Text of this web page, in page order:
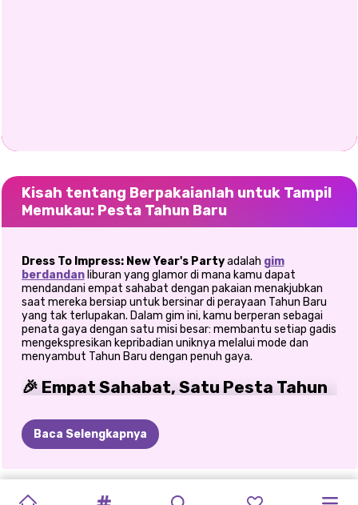
Kisah tentang Berpakaianlah untuk Tampil
Memukau: Pesta Tahun Baru
Dress To Impress: New Year's Partyadalah gim
berdandanliburan yang glamor di mana kamu dapat
mendandani empat sahabat dengan pakaian menakjubkan
saat mereka bersiap untuk bersinar di perayaan Tahun Baru
yang tak terlupakan. Dalam gim ini, kamu berperan sebagai
penata gaya dengan satu misi besar: membantu setiap gadis
mengekspresikan kepribadian uniknya melalui mode dan
menyambut Tahun Baru dengan penuh gaya.
🎉 Empat Sahabat, Satu Pesta Tahun
Hitungan mundur telah dimulai, musik semakin keras, dan
lampu-lampu berkilauan. Dalam Dress To Impress: New Year's
Luna, Stella, Raven, dan Pinky,saat mereka bersiap untuk
malam paling meriah tahun ini. Yang membuat game ini
Baca Selengkapnya
RIASAN
FESTIVAL
NATAL PENJAHAT MALAM